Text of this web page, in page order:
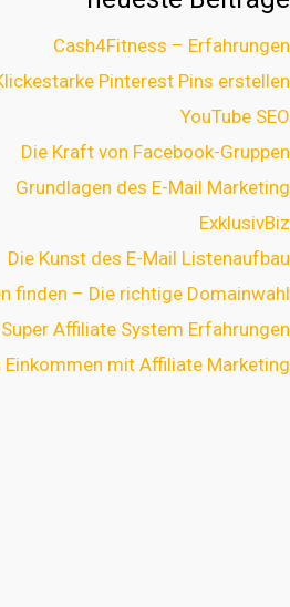
Cash4Fitness – Erfahrungen
Pinterest Pins erstellen
YouTube SEO
Die Kraft von Facebook-Gruppen
Grundlagen des E-Mail Marketing
ExklusivBiz
Die Kunst des E-Mail Listenaufbau
finden – Die richtige Domainwahl
Super Affiliate System Erfahrungen
Einkommen mit Affiliate Marketing